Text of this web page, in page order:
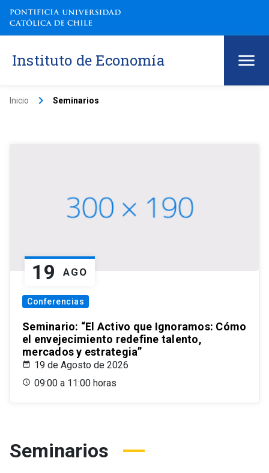
Instituto de Economía
Inicio keyboard_arrow_right Seminarios
19 AGO
Conferencias
Seminario: “El Activo que Ignoramos: Cómo
el envejecimiento redefine talento,
mercados y estrategia”
19 de Agosto de 2026
09:00 a 11:00 horas
Seminarios